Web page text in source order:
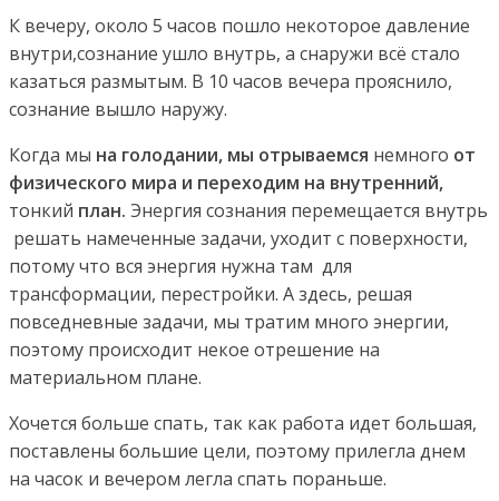
К вечеру, около 5 часов пошло некоторое давление
внутри,сознание ушло внутрь, а снаружи всё стало
казаться размытым. В 10 часов вечера прояснило,
сознание вышло наружу.
Когда мы на голодании, мы отрываемся немного от
физического мира и переходим на внутренний,
тонкий план. Энергия сознания перемещается внутрь
решать намеченные задачи, уходит с поверхности,
потому что вся энергия нужна там для
трансформации, перестройки. А здесь, решая
повседневные задачи, мы тратим много энергии,
поэтому происходит некое отрешение на
материальном плане.
Хочется больше спать, так как работа идет большая,
поставлены большие цели, поэтому прилегла днем
на часок и вечером легла спать пораньше.